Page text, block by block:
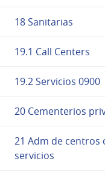
18 Sanitarias
19.1 Call Centers
19.2 Servicios 0900
20 Cementerios
21 Adm de centros
servicios